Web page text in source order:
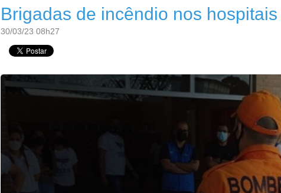
Brigadas de incêndio nos
30/03/23 08h27